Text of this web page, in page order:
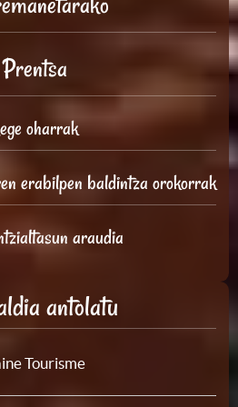
Prentsa
oharrak
erabilpen baldintza orokorrak
araudia
antolatu
Tourisme